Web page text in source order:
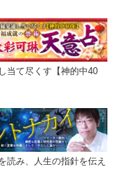
当て尽くす【神的中40
読み、人生の指針を伝え